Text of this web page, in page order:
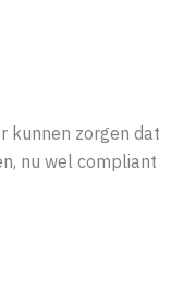
kunnen zorgen dat
nu wel compliant